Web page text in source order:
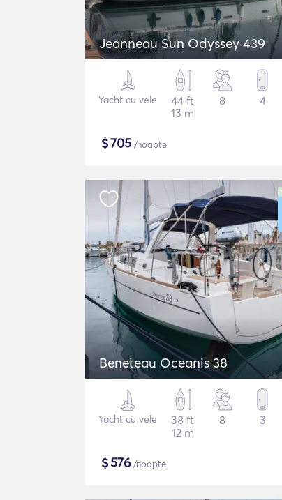
Jeanneau Sun Odyssey 439
Yacht cu vele
44 ft
13 m
8 4
$705 /noapte
Beneteau Oceanis 38
Yacht cu vele
38 ft
12 m
8 3
$576/noapte